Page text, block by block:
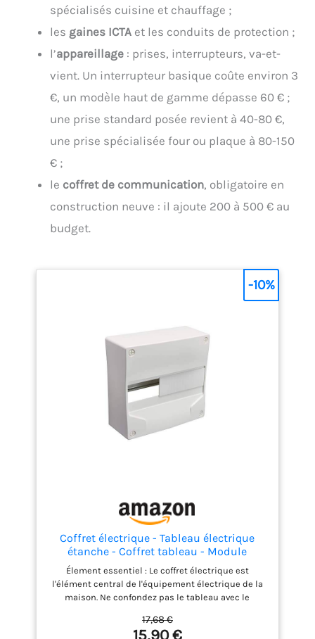
spécialisés cuisine et chauffage ;
les gaines ICTA et les conduits de protection ;
l’appareillage : prises, interrupteurs, va-et-
vient. Un interrupteur basique coûte environ 3
€, un modèle haut de gamme dépasse 60 € ;
une prise standard posée revient à 40-80 €,
une prise spécialisée four ou plaque à 80-150
€ ;
le coffret de communication, obligatoire en
construction neuve : il ajoute 200 à 500 € au
budget.
Coffret électrique - Tableau électrique
étanche - Coffret tableau - Module
électrique - Coffret vide - DEBFLEX Coffret
Modulaire Vide 1 Rangée 13 modules
250X240X103mm Blanc
Élement essentiel : Le coffret électrique est
l'élément central de l'équipement électrique de la
maison. Ne confondez pas le tableau avec le
l'électricité. Chaque rangée du boîtier de
17,68 €
15,90 €
-10%